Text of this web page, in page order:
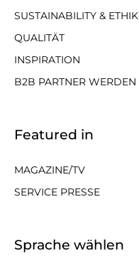
SUSTAINABILITY & ETHIK
QUALITÄT
INSPIRATION
B2B PARTNER WERDEN
Featured in
MAGAZINE/TV
SERVICE PRESSE
Sprache wählen